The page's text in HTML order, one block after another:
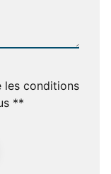
les conditions
**